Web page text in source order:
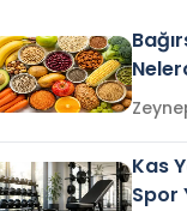
Kas
Spor